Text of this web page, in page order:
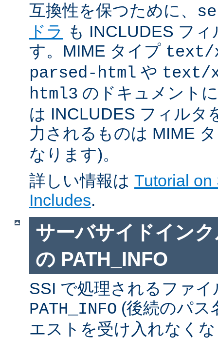
互換性を保つために、
ドラ も INCLUDES フ
す。MIME タイプ text/
parsed-html や text/
html3 のドキュメント
は INCLUDES フィルタ
力されるものは MIME
なります)。
詳しい情報は Tutorial on
Includes.
サーバサイドイン
の PATH_INFO
SSI で処理されるファ
PATH_INFO (後続のパス
エストを受け入れなく